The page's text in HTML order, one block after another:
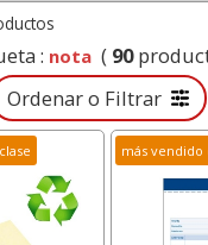
: nota ( 90
Ordenar o Filtrar
más vendido